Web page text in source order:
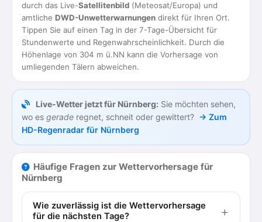
durch das Live-Satellitenbild (Meteosat/Europa) und
amtliche DWD-Unwetterwarnungen direkt für Ihren Ort.
Tippen Sie auf einen Tag in der 7-Tage-Übersicht für
Stundenwerte und Regenwahrscheinlichkeit. Durch die
Höhenlage von 304 m ü.NN kann die Vorhersage von
umliegenden Tälern abweichen.
Live-Wetter jetzt für Nürnberg: Sie möchten sehen,
wo es gerade regnet, schneit oder gewittert? → Zum
HD-Regenradar für Nürnberg
Häufige Fragen zur Wettervorhersage für
Nürnberg
Wie zuverlässig ist die Wettervorhersage
für die nächsten Tage?